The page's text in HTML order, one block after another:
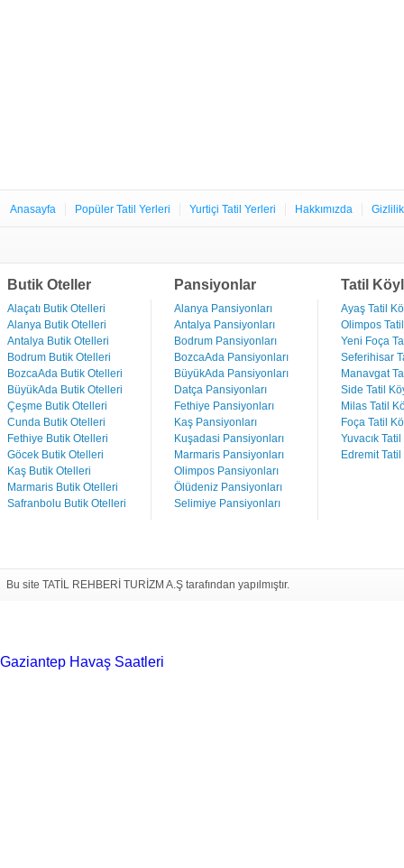
Anasayfa Popüler Tatil Yerleri Yurtiçi Tatil Yerleri Hakkımızda
Butik Oteller
Alaçatı Butik Otelleri
Alanya Butik Otelleri
Antalya Butik Otelleri
Bodrum Butik Otelleri
BozcaAda Butik Otelleri
BüyükAda Butik Otelleri
Çeşme Butik Otelleri
Cunda Butik Otelleri
Fethiye Butik Otelleri
Göcek Butik Otelleri
Kaş Butik Otelleri
Marmaris Butik Otelleri
Safranbolu Butik Otelleri
Pansiyonlar
Alanya Pansiyonları
Antalya Pansiyonları
Bodrum Pansiyonları
BozcaAda Pansiyonları
BüyükAda Pansiyonları
Datça Pansiyonları
Fethiye Pansiyonları
Kaş Pansiyonları
Kuşadasi Pansiyonları
Marmaris Pansiyonları
Olimpos Pansiyonları
Ölüdeniz Pansiyonları
Selimiye Pansiyonları
Tatil
Ayaş Tatil
Olimpos
Yeni Foça
Seferihisar
Manavgat
Side Tatil
Milas Tatil
Foça Tatil
Yuvacık
Edremit
Bu site TATİL REHBERİ TURİZM A.Ş tarafından yapılmıştır.
Gaziantep Havaş Saatleri